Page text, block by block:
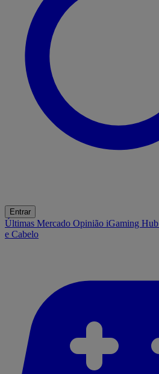
Entrar
Últimas Mercado Opinião iGaming Hub
e Cabelo